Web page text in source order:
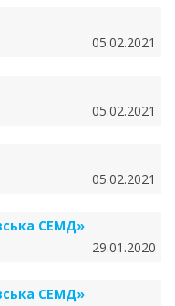
05.02.2021
05.02.2021
05.02.2021
СЕМД»
29.01.2020
СЕМД»